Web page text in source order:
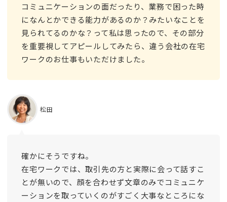
コミュニケーションの面だったり、業務で困った時
になんとかできる能力があるのか？みたいなことを
見られてるのかな？って私は思ったので、その部分
を重要視してアピールしてみたら、違う会社の在宅
ワークのお仕事もいただけました。
松田
確かにそうですね。
在宅ワークでは、取引先の方と実際に会って話すこ
とが無いので、顔を合わせず文章のみでコミュニケ
ーションを取っていくのがすごく大事なところにな